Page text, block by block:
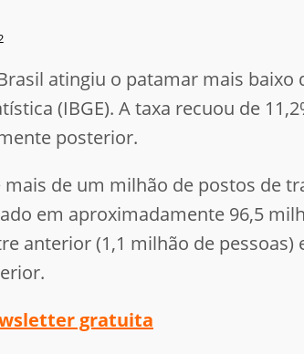
atingiu o patamar mais
(IBGE). A taxa recuou de
posterior.
de um milhão de postos de
em aproximadamente 96,5
anterior (1,1 milhão de
gratuita